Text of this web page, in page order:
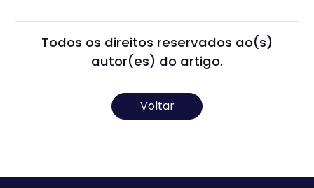
Todos os direitos reservados ao(s)
autor(es) do artigo.
Voltar